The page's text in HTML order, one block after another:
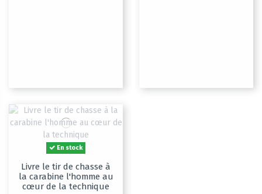
En stock
Livre le tir de chasse à
la carabine l'homme au
cœur de la technique